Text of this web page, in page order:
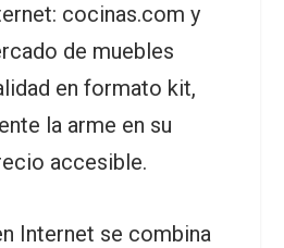
cocinas.com y
de muebles
en formato kit,
la arme en su
accesible.
Internet se combina